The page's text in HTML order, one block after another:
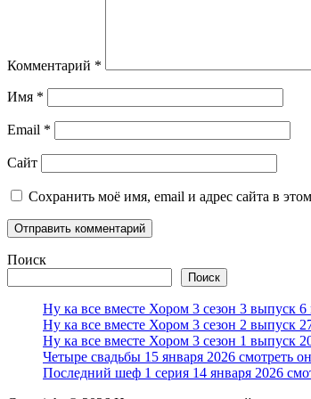
Комментарий *
Имя *
Email *
Сайт
Сохранить моё имя, email и адрес сайта в
Поиск
Поиск
Ну ка все вместе Хором 3 сезон 3 выпуск 6
Ну ка все вместе Хором 3 сезон 2 выпуск
Ну ка все вместе Хором 3 сезон 1 выпуск
Четыре свадьбы 15 января 2026 смотреть
Последний шеф 1 серия 14 января 2026